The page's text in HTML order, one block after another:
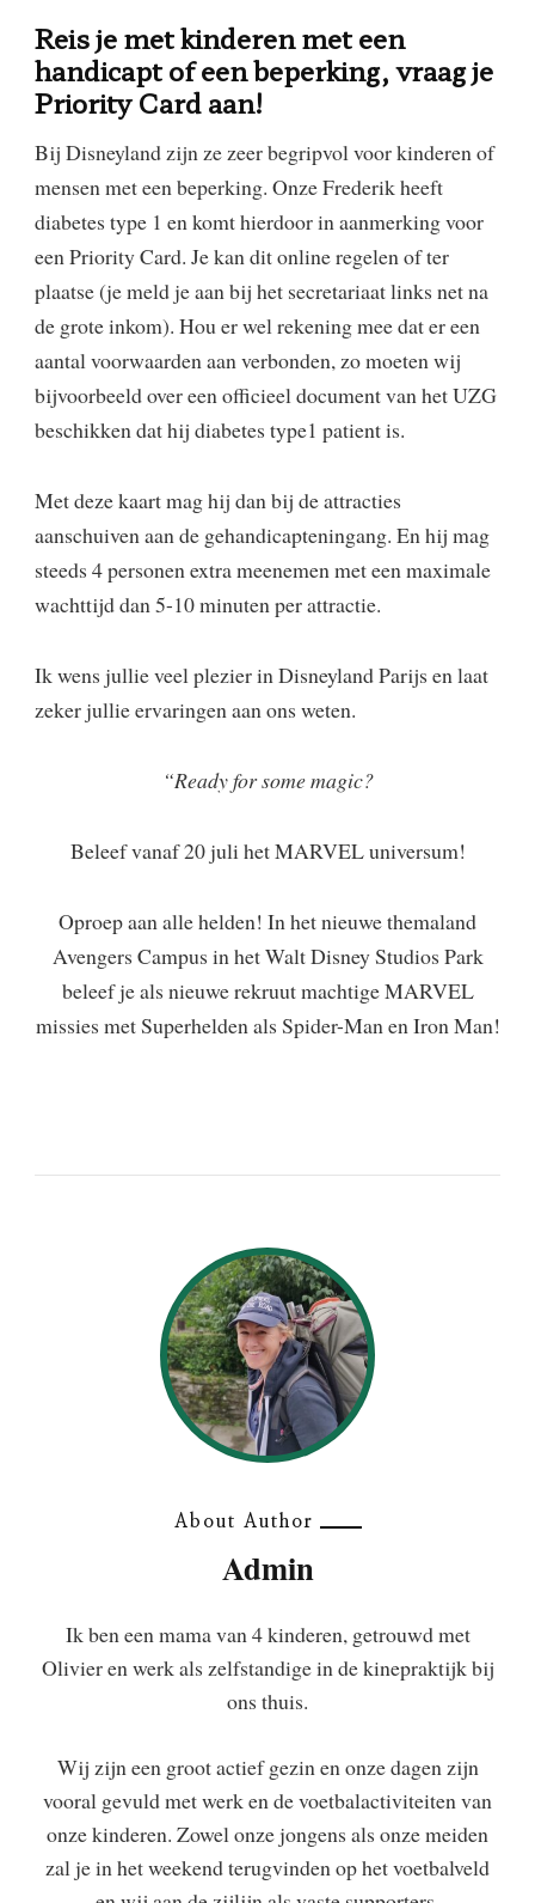
Reis je met kinderen met een
handicapt of een beperking, vraag je
Priority Card aan!
Bij Disneyland zijn ze zeer begripvol voor kinderen of
mensen met een beperking. Onze Frederik heeft
diabetes type 1 en komt hierdoor in aanmerking voor
een Priority Card. Je kan dit online regelen of ter
plaatse (je meld je aan bij het secretariaat links net na
de grote inkom). Hou er wel rekening mee dat er een
aantal voorwaarden aan verbonden, zo moeten wij
bijvoorbeeld over een officieel document van het UZG
beschikken dat hij diabetes type1 patient is.
Met deze kaart mag hij dan bij de attracties
aanschuiven aan de gehandicapteningang. En hij mag
steeds 4 personen extra meenemen met een maximale
wachttijd dan 5-10 minuten per attractie.
Ik wens jullie veel plezier in Disneyland Parijs en laat
zeker jullie ervaringen aan ons weten.
“Ready for some magic?
Beleef vanaf 20 juli het MARVEL universum!
Oproep aan alle helden! In het nieuwe themaland
Avengers Campus in het Walt Disney Studios Park
beleef je als nieuwe rekruut machtige MARVEL
missies met Superhelden als Spider-Man en Iron Man!
About Author
Admin
Ik ben een mama van 4 kinderen, getrouwd met
Olivier en werk als zelfstandige in de kinepraktijk bij
ons thuis.
Wij zijn een groot actief gezin en onze dagen zijn
vooral gevuld met werk en de voetbalactiviteiten van
onze kinderen. Zowel onze jongens als onze meiden
zal je in het weekend terugvinden op het voetbalveld